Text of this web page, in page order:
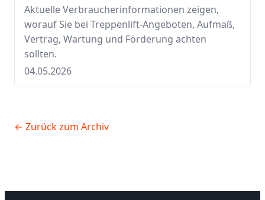
Aktuelle Verbraucherinformationen zeigen,
worauf Sie bei Treppenlift-Angeboten, Aufmaß,
Vertrag, Wartung und Förderung achten
sollten.
04.05.2026
← Zurück zum Archiv